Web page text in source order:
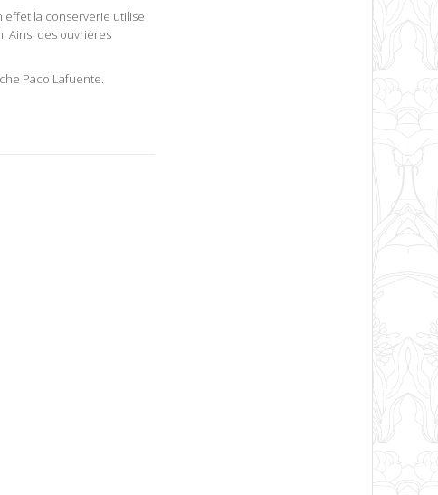
la conserverie utilise
Ainsi des ouvrières
Paco Lafuente.